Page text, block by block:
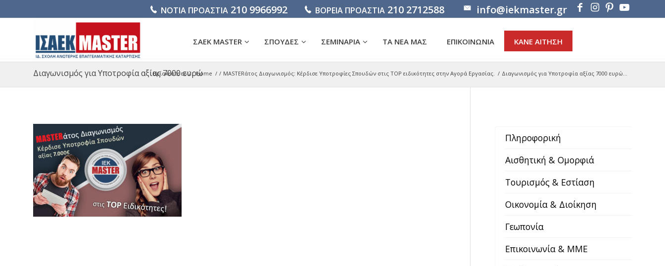
ΝΟΤΙΑ ΠΡΟΑΣΤΙΑ 210 9966992 ΒΟΡΕΙΑ ΠΡΟΑΣΤΙΑ 210 2712588 info@iekmaster.gr
ΣΑΕΚ MASTER ΣΠΟΥΔΕΣ ΣΕΜΙΝΑΡΙΑ ΤΑ ΝΕΑ ΜΑΣ ΕΠΙΚΟΙΝΩΝΙΑ ΚΑΝΕ ΑΙΤΗΣΗ
Διαγωνισμός για Υποτροφία αξίας 7000 ευρώ
Βρίσκεστε εδώ: Home / / MASTERάτος Διαγωνισμός: Κέρδισε Υποτροφίες Σπουδών στις TOP ειδικότητες στην Αγορά Εργασίας. / Διαγωνισμός για Υποτροφία αξίας 7000 ευρώ...
Πληροφορική
Αισθητική & Ομορφιά
Τουρισμός & Εστίαση
Οικονομία & Διοίκηση
Γεωπονία
Επικοινωνία & ΜΜΕ